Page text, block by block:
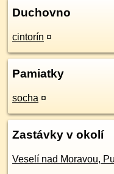
Duchovno
cintorín ¤
Pamiatky
socha ¤
Zastávky v okolí
Veselí nad Moravou,